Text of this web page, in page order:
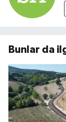
Bunlar da